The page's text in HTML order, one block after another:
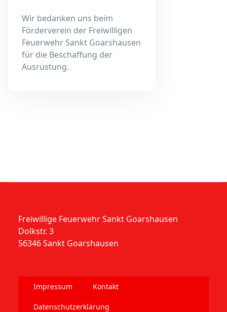
Wir bedanken uns beim
Förderverein der Freiwilligen
Feuerwehr Sankt Goarshausen
für die Beschaffung der
Ausrüstung.
Freiwillige Feuerwehr Sankt Goarshausen
Dolkstr. 3
56346 Sankt Goarshausen
Impressum Kontakt
Datenschutzerklärung